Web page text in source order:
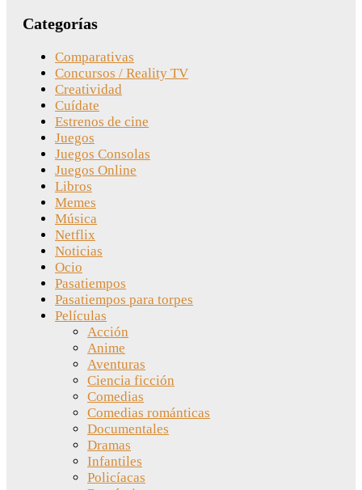
Categorías
Comparativas
Concursos / Reality TV
Creatividad
Cuídate
Estrenos de cine
Juegos
Juegos Consolas
Juegos Online
Libros
Memes
Música
Netflix
Noticias
Ocio
Pasatiempos
Pasatiempos para torpes
Películas
Acción
Anime
Aventuras
Ciencia ficción
Comedias
Comedias románticas
Documentales
Dramas
Infantiles
Policíacas